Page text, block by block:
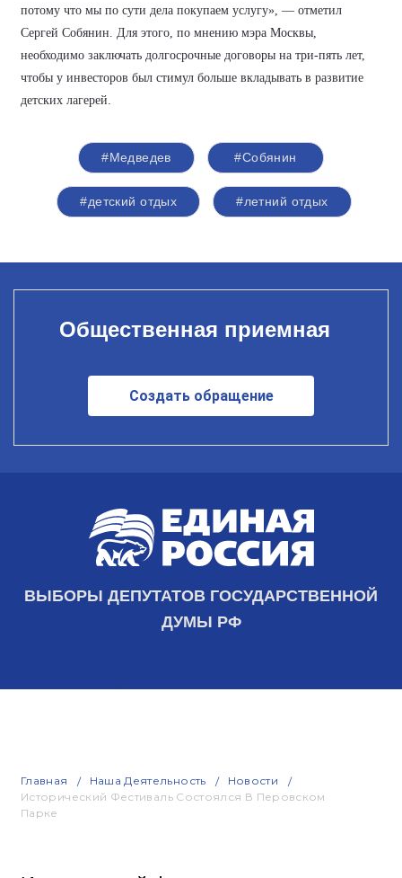
потому что мы по сути дела покупаем услугу», — отметил
Сергей Собянин. Для этого, по мнению мэра Москвы,
необходимо заключать долгосрочные договоры на три-пять лет,
чтобы у инвесторов был стимул больше вкладывать в развитие
детских лагерей.
#Медведев #Собянин
#детский отдых #летний отдых
Общественная приемная
Создать обращение
ВЫБОРЫ ДЕПУТАТОВ ГОСУДАРСТВЕННОЙ
ДУМЫ РФ
Главная Наша Деятельность
Новости
Исторический Фестиваль Состоялся В Перовском
Парке